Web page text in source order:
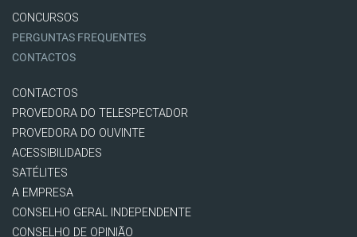
CONCURSOS
PERGUNTAS FREQUENTES
CONTACTOS
CONTACTOS
PROVEDORA DO TELESPECTADOR
PROVEDORA DO OUVINTE
ACESSIBILIDADES
SATÉLITES
A EMPRESA
CONSELHO GERAL INDEPENDENTE
CONSELHO DE OPINIÃO